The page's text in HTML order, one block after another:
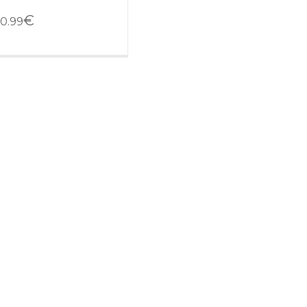
0.99€